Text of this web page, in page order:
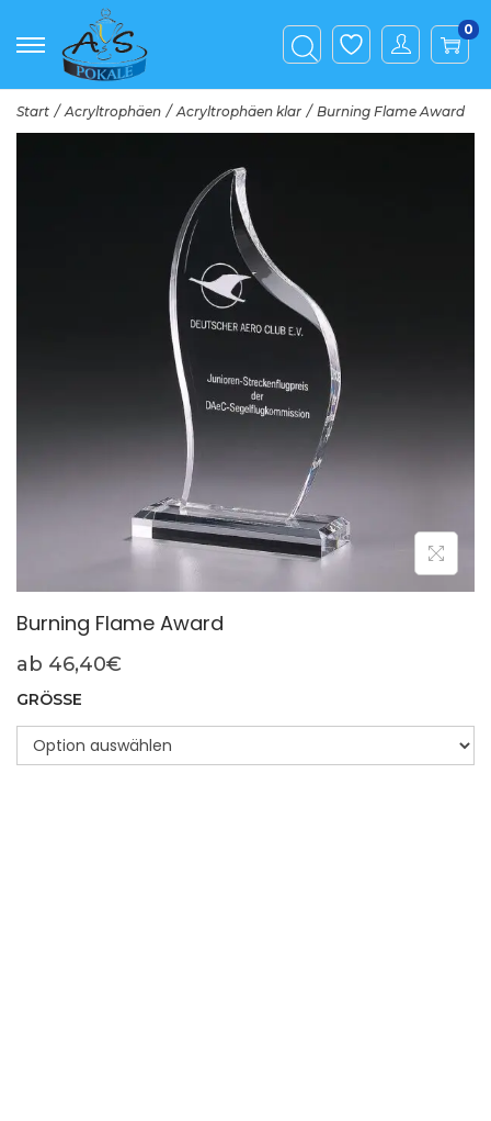
0
Start / Acryltrophäen / Acryltrophäen klar / Burning Flame Award
Burning Flame Award
ab 46,40€
GRÖSSE